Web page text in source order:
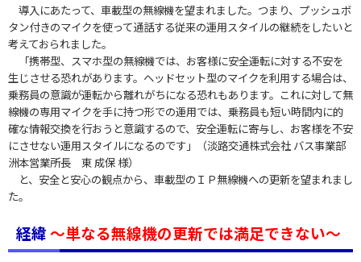
導入にあたって、車載型の無線機を望まれました。つまり、プッシュボ
タン付きのマイクを使って通話する従来の運用スタイルの継続をしたいと
考えておられました。
「携帯型、スマホ型の無線機では、お客様に安全運転に対する不安を
生じさせる恐れがあります。ヘッドセット型のマイクを利用する場合は、
乗務員の意識が運転から離れがちになる恐れもあります。これに対して無
線機の専用マイクを手に持つ形での運用では、乗務員も短い時間内に的
確な情報交換を行おうと意識するので、安全運転に寄与し、お客様を不安
にさせない運用スタイルになるのです」（淡路交通株式会社 バス事業部
洲本営業所長 東 成保 様）
と、安全と安心の観点から、車載型のＩＰ無線機への更新を望まれまし
た。
経緯～単なる無線機の更新では満足できない～